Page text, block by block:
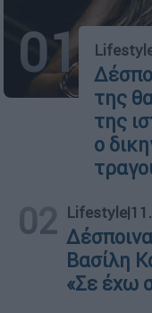
01
της
της
ο
02 Lifestyle|
Βασίλη
«Σε έχω